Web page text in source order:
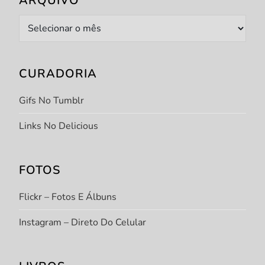
Arquivo
CURADORIA
Gifs No Tumblr
Links No Delicious
FOTOS
Flickr – Fotos E Álbuns
Instagram – Direto Do Celular